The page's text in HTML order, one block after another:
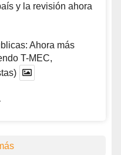
y la revisión ahora
Ahora más
T-MEC,